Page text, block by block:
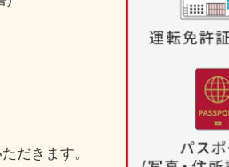
だきます。